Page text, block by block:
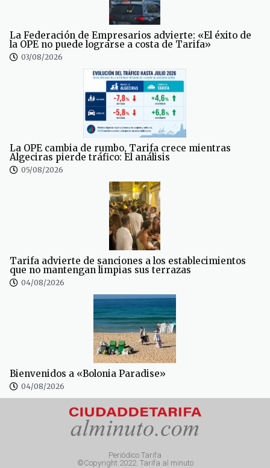
La Federación de Empresarios advierte: «El éxito de
la OPE no puede lograrse a costa de Tarifa»
03/08/2026
La OPE cambia de rumbo, Tarifa crece mientras
Algeciras pierde tráfico: El análisis
05/08/2026
Tarifa advierte de sanciones a los establecimientos
que no mantengan limpias sus terrazas
04/08/2026
Bienvenidos a «Bolonia Paradise»
04/08/2026
Periódico Tarifa
©Copyright 2022. Tarifa al minuto